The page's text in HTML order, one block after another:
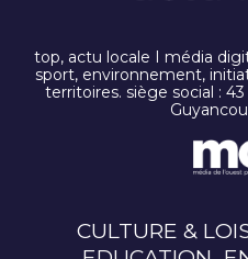
top, actu locale I média
sport, environnement,
territoires. siège social :
CULTURE &